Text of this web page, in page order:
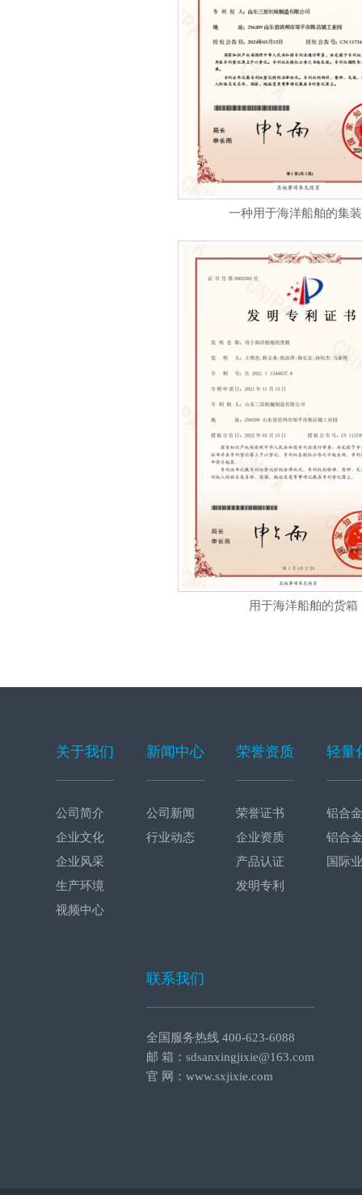
一种用于海洋船舶的集
用于海洋船舶的货箱
关于我们
公司简介
企业文化
企业风采
生产环境
视频中心
新闻中心
公司新闻
行业动态
荣誉资质
荣誉证书
企业资质
产品认证
发明专利
轻量
铝合
铝合
国际
联系我们
全国服务热线 400-623-6088
邮 箱：sdsanxingjixie@163.com
官 网：www.sxjixie.com